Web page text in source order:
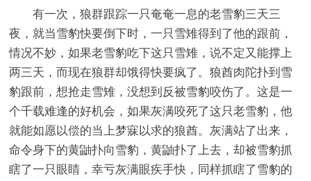
有一次，狼群跟踪一只奄奄一息的老雪豹三天三
夜，就当雪豹快要倒下时，一只雪雉得到了他的跟前，
情况不妙，如果老雪豹吃下这只雪雉，说不定又能撑上
两三天，而现在狼群却饿得快要疯了。狼酋肉陀扑到雪
豹跟前，想抢走雪雉，没想到反被雪豹咬伤了。这是一
个千载难逢的好机会，如果灰满咬死了这只老雪豹，他
就能如愿以偿的当上梦寐以求的狼酋。灰满站了出来，
命令身下的黄鼬扑向雪豹，黄鼬扑了上去，却被雪豹抓
瞎了一只眼睛，幸亏灰满眼疾手快，同样抓瞎了雪豹的